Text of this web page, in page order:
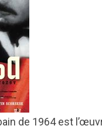
de 1964 est